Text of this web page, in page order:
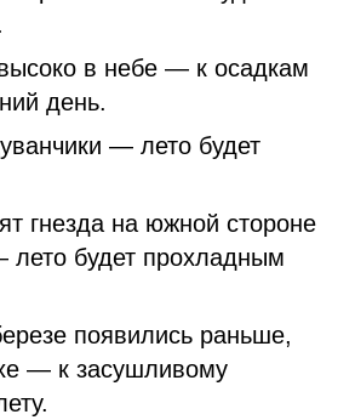
в небе — к осадкам
день.
— лето будет
гнезда на южной стороне
лето будет прохладным
появились раньше,
— к засушливому